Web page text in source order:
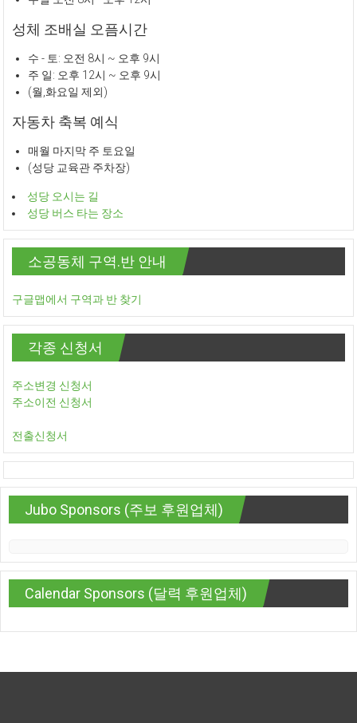
성체 조배실 오픔시간
수 - 토: 오전 8시 ~ 오후 9시
주 일: 오후 12시 ~ 오후 9시
(월,화요일 제외)
자동차 축복 예식
매월 마지막 주 토요일
(성당 교육관 주차장)
성당 오시는 길
성당 버스 타는 장소
소공동체 구역.반 안내
구글맵에서 구역과 반 찾기
각종 신청서
주소변경 신청서
주소이전 신청서
전출신청서
Jubo Sponsors (주보 후원업체)
Calendar Sponsors (달력 후원업체)